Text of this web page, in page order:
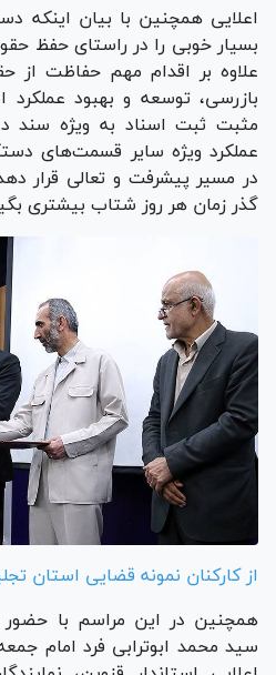
اعلایی همچنین با بیان اینکه
بسیار خوبی را در راستای حفظ
علاوه بر اقدام مهم حفاظت از
بازرسی، توسعه و بهبود عملکرد
مثبت ثبت اسناد به ویژه سند
عملکرد ویژه سایر قسمت‌های
در مسیر پیشرفت و تعالی قرار
گذر زمان هر روز شتاب بیشتری
از کارکنان نمونه قضایی استان
همچنین در این مراسم با حضور
سید محمد ابوترابی فرد امام